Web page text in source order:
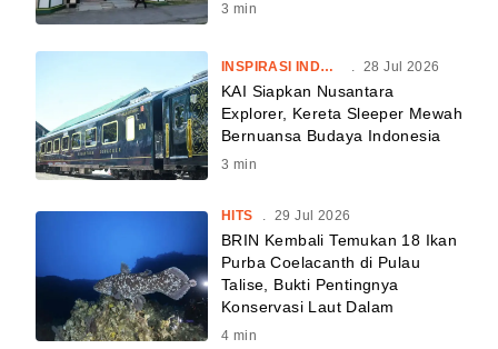
3 min
INSPIRASI INDONESIA . 28 Jul 2026
KAI Siapkan Nusantara
Explorer, Kereta Sleeper Mewah
Bernuansa Budaya Indonesia
3 min
HITS . 29 Jul 2026
BRIN Kembali Temukan 18 Ikan
Purba Coelacanth di Pulau
Talise, Bukti Pentingnya
Konservasi Laut Dalam
4 min